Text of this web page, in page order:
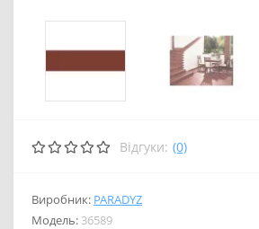
Відгуки: (0)
Виробник: PARADYZ
Модель: 36589